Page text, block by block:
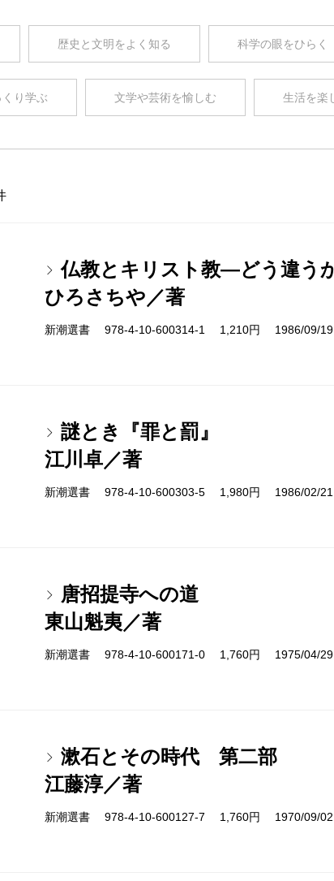
歴史と文明をよく知る 科学の眼をひらく
り学ぶ 文学や芸術を愉しむ 生活を楽
仏教とキリスト教―どう違う
ひろさちや／著
新潮選書 978-4-10-600314-1 1,210円 1986/09/19
謎とき『罪と罰』
江川卓／著
新潮選書 978-4-10-600303-5 1,980円 1986/02/21
唐招提寺への道
東山魁夷／著
新潮選書 978-4-10-600171-0 1,760円 1975/04/29
漱石とその時代 第二部
江藤淳／著
新潮選書 978-4-10-600127-7 1,760円 1970/09/02